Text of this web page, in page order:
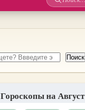
Поиск
Поиск
Гороскопы на Август